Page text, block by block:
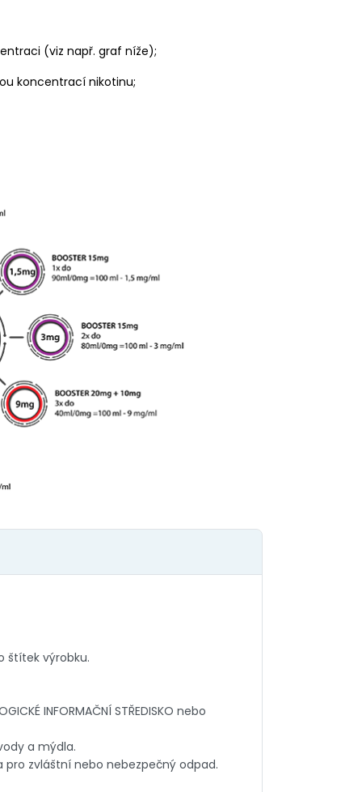
(viz např. graf níže);
koncentrací nikotinu;